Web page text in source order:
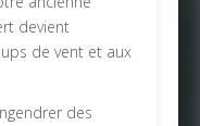
devient
de vent et aux
des